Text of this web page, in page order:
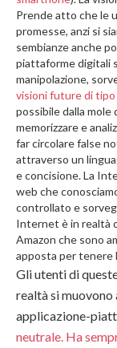
Prende atto che le
promesse, anzi si
sembianze anche
piattaforme digitali
manipolazione,
visioni future di
possibile dalla mole
memorizzare e
far circolare false
attraverso un
e concisione. La
web che
controllato e
Internet è in realtà
Amazon che sono
apposta per tenere
Gli utenti di
realtà si muovono
applicazione-
neutrale. Ha